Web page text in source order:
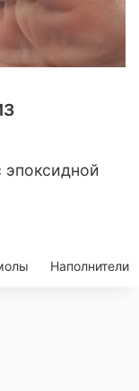
эпоксидной
Наполнители